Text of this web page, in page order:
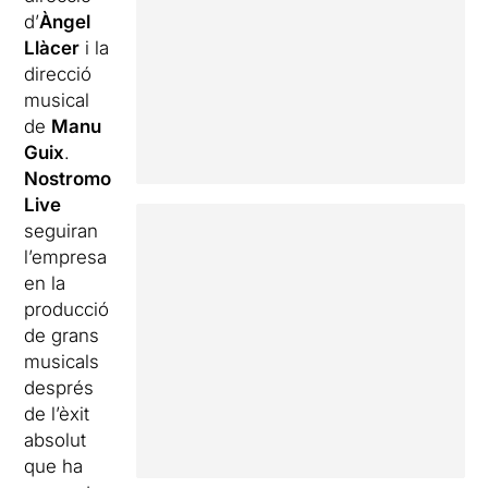
d’Àngel
Llàcer i la
direcció
musical
de Manu
Guix.
Nostromo
Live
seguiran
l’empresa
en la
producció
de grans
musicals
després
de l’èxit
absolut
que ha